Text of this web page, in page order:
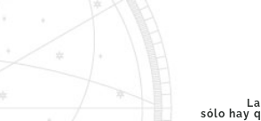
sólo hay